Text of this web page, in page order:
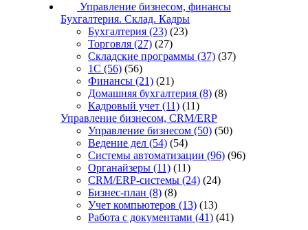
Управление бизнесом, финансы
Бухгалтерия. Склад. Кадры
Бухгалтерия (23) (23)
Торговля (27) (27)
Складские программы (37) (37)
1С (56) (56)
Финансы (21) (21)
Домашняя бухгалтерия (8) (8)
Кадровый учет (11) (11)
Управление бизнесом, CRM/ERP
Управление бизнесом (50) (50)
Ведение дел (54) (54)
Системы автоматизации (96) (96)
Органайзеры (11) (11)
CRM/ERP-системы (24) (24)
Бизнес-план (8) (8)
Учет компьютеров (13) (13)
Работа с документами (41) (41)